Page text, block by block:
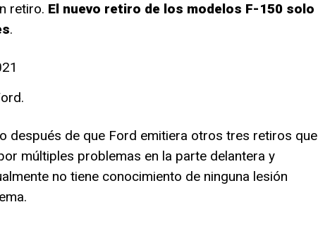
retiro. El nuevo retiro de los modelos F-150 solo
.
después de que Ford emitiera otros tres retiros que
múltiples problemas en la parte delantera y
no tiene conocimiento de ninguna lesión